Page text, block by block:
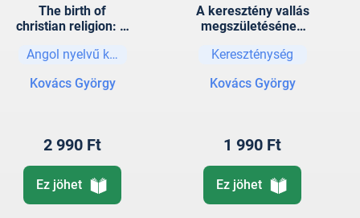
The birth of
christian religion: A
Angol nyelvű könyvek
Kovács György
2 990 Ft
Ez jöhet
A keresztény vallás
megszületésének
Kereszténység
Kovács György
1 990 Ft
Ez jöhet